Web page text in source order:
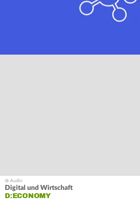
Digital und Wirtschaft
D:ECONOMY